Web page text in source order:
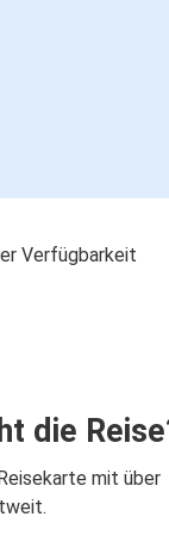
Verfügbarkeit
die
mit über